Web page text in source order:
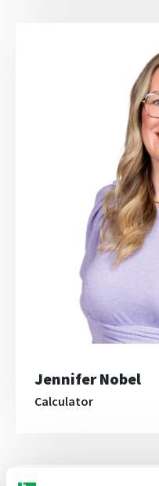
Jennifer Nobel
Calculator